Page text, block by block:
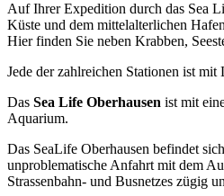
Auf Ihrer Expedition durch das Sea
Küste und dem mittelalterlichen
Hier finden Sie neben Krabben,
Jede der zahlreichen Stationen ist
Das Sea Life Oberhausen ist mit
Aquarium.
Das SeaLife Oberhausen befindet
unproblematische Anfahrt mit dem
Strassenbahn- und Busnetzes zügig